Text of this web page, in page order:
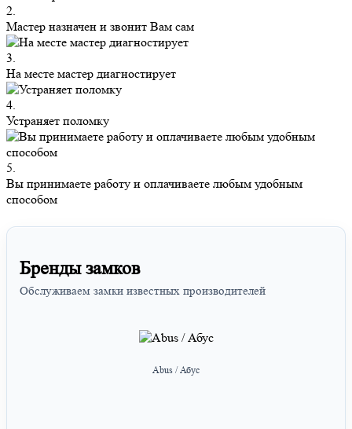
2.
Мастер назначен и звонит Вам сам
3.
На месте мастер диагностирует
4.
Устраняет поломку
5.
Вы принимаете работу и оплачиваете любым удобным
способом
Бренды замков
Обслуживаем замки известных производителей
Abus / Абус